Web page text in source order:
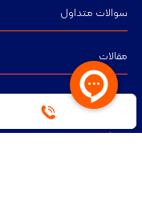
سوالات متداول
مقالات
لینک سایت های مرتبط